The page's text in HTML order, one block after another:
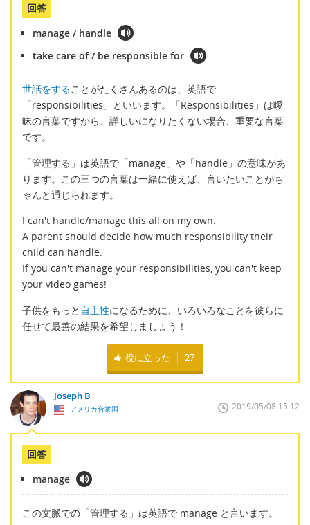
回答
manage / handle
take care of / be responsible for
世話をすることがたくさんあるのは、英語で
「responsibilities」といいます。「Responsibilities」は曖
昧の言葉ですから、詳しいになりたくない場合、重要な言葉
です。
「管理する」は英語で「manage」や「handle」の意味があ
ります。この三つの言葉は一緒に使えば、言いたいことがち
ゃんと通じられます。
I can't handle/manage this all on my own.
A parent should decide how much responsibility their
child can handle.
If you can't manage your responsibilities, you can't keep
your video games!
子供をもっと 自主性になるために、いろいろなことを彼らに
任せて最善の結果を希望しましょう！
役に立った 27
Joseph B
アメリカ合衆国 2019/05/08 15:12
回答
manage
この文脈での「管理する」は英語で manage と言います。